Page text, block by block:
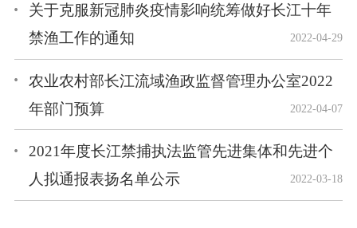
关于克服新冠肺炎疫情影响统筹做好长江十年
禁渔工作的通知
2022-04-29
农业农村部长江流域渔政监督管理办公室2022
年部门预算
2022-04-07
2021年度长江禁捕执法监管先进集体和先进个
人拟通报表扬名单公示
2022-03-18